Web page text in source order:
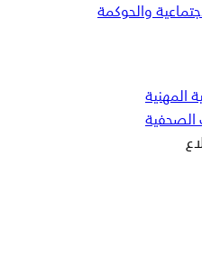
والحوكمة
المهنية
الصحفية